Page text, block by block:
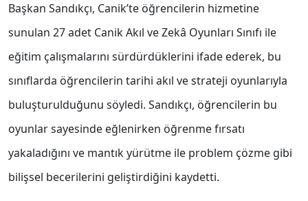
Başkan Sandıkçı, Canik’te öğrencilerin hizmetine
sunulan 27 adet Canik Akıl ve Zekâ Oyunları Sınıfı ile
eğitim çalışmalarını sürdürdüklerini ifade ederek, bu
sınıflarda öğrencilerin tarihi akıl ve strateji oyunlarıyla
buluşturulduğunu söyledi. Sandıkçı, öğrencilerin bu
oyunlar sayesinde eğlenirken öğrenme fırsatı
yakaladığını ve mantık yürütme ile problem çözme gibi
bilişsel becerilerini geliştirdiğini kaydetti.